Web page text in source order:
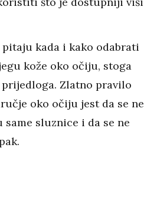
kada i kako odabrati
kože oko očiju, stoga
Zlatno pravilo
oko očiju jest da se ne
sluznice i da se ne